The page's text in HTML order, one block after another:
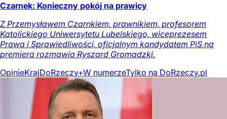
Czarnek: Konieczny pokój na prawicy
Z Przemysławem Czarnkiem, prawnikiem, profesorem
Katolickiego Uniwersytetu Lubelskiego, wiceprezesem
Prawa i Sprawiedliwości, oficjalnym kandydatem PiS na
premiera rozmawia Ryszard Gromadzki.
OpinieKrajDoRzeczy+W numerzeTylko na DoRzeczy.pl